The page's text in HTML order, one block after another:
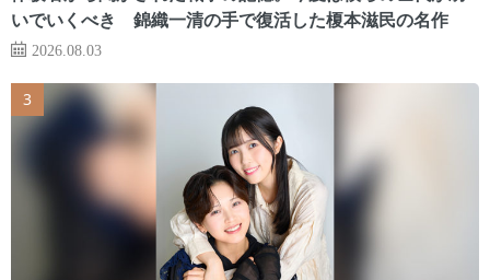
いでいくべき 錦織一清の手で復活した榎本滋民の名作
2026.08.03